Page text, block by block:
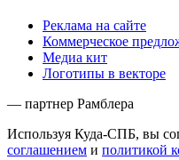
Реклама на сайте
Коммерческое
Медиа кит
Логотипы в векторе
— партнер Рамблера
Используя Куда-СПБ, вы
соглашением и политикой